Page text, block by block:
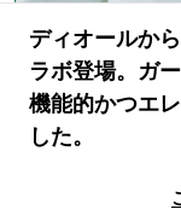
ディオールか
ラボ登場。ガ
機能的かつエ
した。